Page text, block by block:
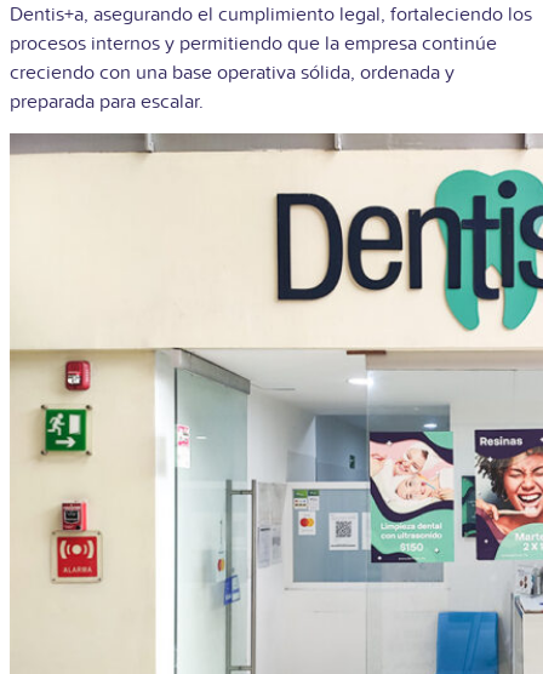
Dentis+a, asegurando el cumplimiento legal, fortaleciendo los
procesos internos y permitiendo que la empresa continúe
creciendo con una base operativa sólida, ordenada y
preparada para escalar.